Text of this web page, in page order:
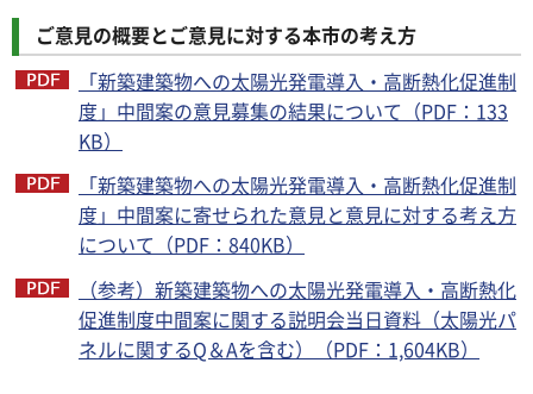
ご意見の概要とご意見に対する本市の考え方
「新築建築物への太陽光発電導入・高断熱化促進制
度」中間案の意見募集の結果について（PDF：133
KB）
「新築建築物への太陽光発電導入・高断熱化促進制
度」中間案に寄せられた意見と意見に対する考え方
について（PDF：840KB）
（参考）新築建築物への太陽光発電導入・高断熱化
促進制度中間案に関する説明会当日資料（太陽光パ
ネルに関するQ＆Aを含む）（PDF：1,604KB）